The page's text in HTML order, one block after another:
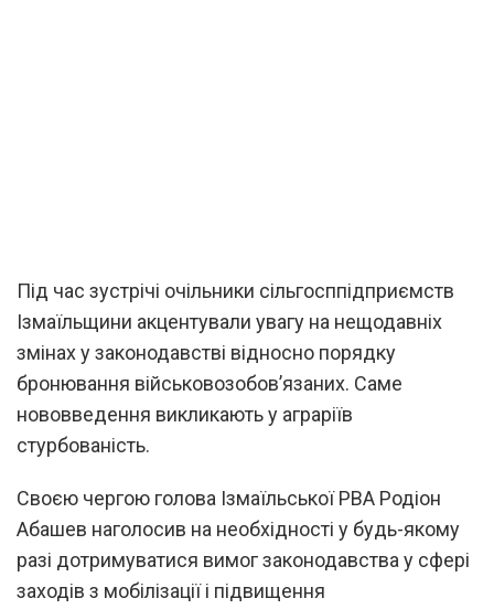
Під час зустрічі очільники сільгосппідприємств
Ізмаїльщини акцентували увагу на нещодавніх
змінах у законодавстві відносно порядку
бронювання військовозобов’язаних. Саме
нововведення викликають у аграріїв
стурбованість.
Своєю чергою голова Ізмаїльської РВА Родіон
Абашев наголосив на необхідності у будь-якому
разі дотримуватися вимог законодавства у сфері
заходів з мобілізації і підвищення